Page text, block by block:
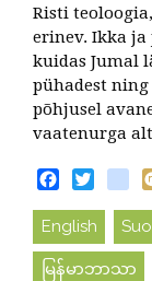
Risti
erinev. Ikka ja
kuidas Jumal
pühadest ning
põhjusel
vaatenurga
FacebookTwitter
English
မြန်မာဘာသာ